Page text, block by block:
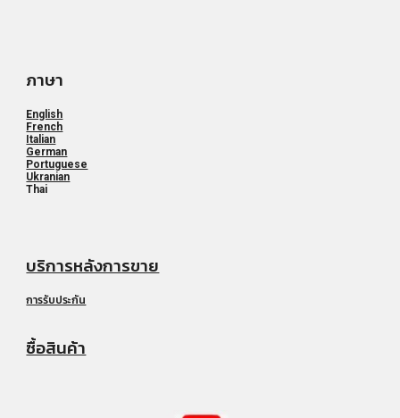
ภาษา
English
French
Italian
German
Portuguese
Ukranian
Thai
บริการหลังการขาย
การรับประกัน
ซื้อสินค้า